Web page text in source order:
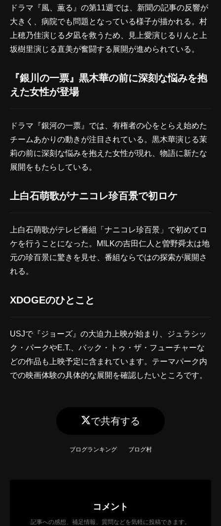
ドラマ『風、薫る』の第11週では、新聞の記事の反響が
大きく、病院でも問題となっている様子が描かれる。村
上穂乃佳演じる夕凪を救うため、見上愛演じるりんと上
坂樹里演じる直美が奮闘する展開が進められている。
『銀川の一票』黒木華の前に深刻な悩みを抱
えた女性が登場
ドラマ『銀河の一票』では、有権者の心をとらえ始めた
チームあかりの動きが注目されている。黒木華演じる茉
莉の前に深刻な悩みを抱えた女性が現れ、物語に新たな
展開をもたらしている。
上白石萌歌がナニコレ珍百景で初ロケ
上白石萌歌がテレビ番組「ナニコレ珍百景」で初めてロ
ケを行うことになった。M!LKの吉田仁人と曽野舜太は地
元の珍百景に驚きを見せ、番組ならではの探索が展開さ
れる。
XDOGEのひとこと
USJで『ジョーズ』の大迫力上映が始まり、ジュラシッ
ク・パークやE.T.、バック・トゥ・ザ・フューチャーな
どの作品も上映予定に含まれています。テーマパーク内
での映画体験の具体的な展開を確認したいところです。
で共有する
ブログランキング ブログ村
コメント
記事への感想、補足情報、質問などを気軽に投稿できます。